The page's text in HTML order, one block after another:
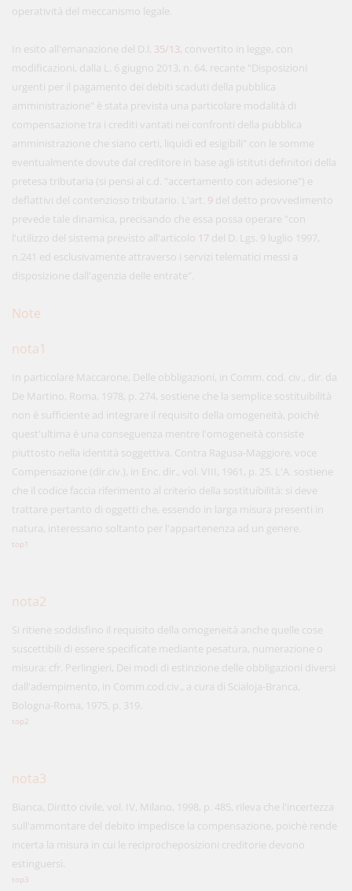
operatività del meccanismo legale.
In esito all'emanazione del D.l. 35/13, convertito in legge, con
modificazioni, dalla L. 6 giugno 2013, n. 64, recante "Disposizioni
urgenti per il pagamento dei debiti scaduti della pubblica
amministrazione" è stata prevista una particolare modalità di
compensazione tra i crediti vantati nei confronti della pubblica
amministrazione che siano certi, liquidi ed esigibili" con le somme
eventualmente dovute dal creditore in base agli istituti definitori della
pretesa tributaria (si pensi al c.d. "accertamento con adesione") e
deflattivi del contenzioso tributario. L'art. 9 del detto provvedimento
prevede tale dinamica, precisando che essa possa operare "con
l'utilizzo del sistema previsto all'articolo 17 del D. Lgs. 9 luglio 1997,
n.241 ed esclusivamente attraverso i servizi telematici messi a
disposizione dall'agenzia delle entrate".
Note
nota1
In particolare Maccarone, Delle obbligazioni, in Comm. cod. civ., dir. da
De Martino, Roma, 1978, p. 274, sostiene che la semplice sostituibilità
non è sufficiente ad integrare il requisito della omogeneità, poichè
quest'ultima è una conseguenza mentre l'omogeneità consiste
piuttosto nella identità soggettiva. Contra Ragusa-Maggiore, voce
Compensazione (dir.civ.), in Enc. dir., vol. VIII, 1961, p. 25. L'A. sostiene
che il codice faccia riferimento al criterio della sostituibilità: si deve
trattare pertanto di oggetti che, essendo in larga misura presenti in
natura, interessano soltanto per l'appartenenza ad un genere.
top1
nota2
Si ritiene soddisfino il requisito della omogeneità anche quelle cose
suscettibili di essere specificate mediante pesatura, numerazione o
misura: cfr. Perlingieri, Dei modi di estinzione delle obbligazioni diversi
dall'adempimento, in Comm.cod.civ., a cura di Scialoja-Branca,
Bologna-Roma, 1975, p. 319.
top2
nota3
Bianca, Diritto civile, vol. IV, Milano, 1998, p. 485, rileva che l'incertezza
sull'ammontare del debito impedisce la compensazione, poichè rende
incerta la misura in cui le reciprocheposizioni creditorie devono
estinguersi.
top3